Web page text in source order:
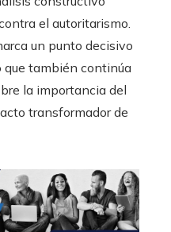
el autoritarismo.
un punto decisivo
que también continúa
la importancia del
transformador de